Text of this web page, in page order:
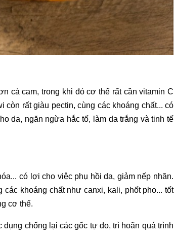
cả cam, trong khi đó cơ thể rất cần vitamin C
còn rất giàu pectin, cùng các khoáng chất... có
da, ngăn ngừa hắc tố, làm da trắng và tinh tế
có lợi cho việc phụ hồi da, giảm nếp nhăn.
khoáng chất như canxi, kali, phốt pho... tốt
cơ thể.
chống lại các gốc tự do, trì hoãn quá trình